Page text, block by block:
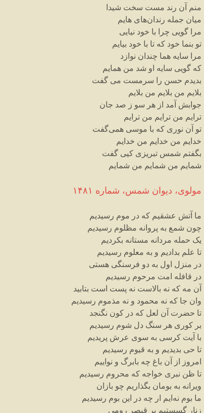
منم
آن رند مست سخت شیدا
میان جمله رندانهای هایم
مرا
گویی چرا با خود نیایی
تو بنما خود که تا با خود بیایم
مرا
سایه هما چندان نوازد
که گویی سایه او شد من همایم
بدیدم حسن را سرمست می گفت
بلایم من بلایم من بلایم
جوابش آمد از هر سو ز صد جان
ترایم من ترایم من ترایم
تو آن نوری که با موسی همیگفت
خدایم من خدایم من خدایم
بگفتم شمس تبریزی کیی گفت
شمایم من شمایم من شمایم
مولوی، دیوان شمس، شماره ۱۴۸۱
ما آتش عشقیم که در موم رسیدیم
چون شمع به پروانه مظلوم رسیدیم
یک حمله مردانه مستانه بکردیم
تا علم بدادیم و به معلوم رسیدیم
در منزل اول به دو فرسنگی هستی
در قافله امت مرحوم رسیدیم
آن مه که نه بالاست نه پست است بتابید
وان جا که نه محمود و نه مذموم رسیدیم
تا حضرت آن لعل که در کون نگنجد
بر کوری هر سنگ دل شوم رسیدیم
با آیت کرسی به سوی عرش پریدیم
تا حی بدیدیم و به قیوم رسیدیم
امروز
از آن باغ چه بابرگ و نواییم
تا ظن نبری خواجه که محروم رسیدیم
ویرانه به بومان بگذاریم چو بازان
ما بوم نه ایم ار چه در این بوم رسیدیم
زنار گسستیم بر قیصر رومی